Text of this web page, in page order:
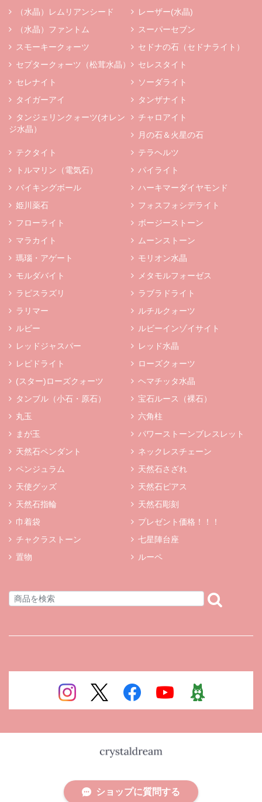
（水晶）レムリアンシード
レーザー(水晶)
（水晶）ファントム
スーパーセブン
スモーキークォーツ
セドナの石（セドナライト）
セプタークォーツ（松茸水晶）
セレスタイト
セレナイト
ソーダライト
タイガーアイ
タンザナイト
タンジェリンクォーツ(オレン
ジ水晶）
チャロアイト
月の石＆火星の石
テクタイト
テラヘルツ
トルマリン（電気石）
パイライト
バイキングボール
ハーキマーダイヤモンド
姫川薬石
フォスフォシデライト
フローライト
ボージーストーン
マラカイト
ムーンストーン
瑪瑙・アゲート
モリオン水晶
モルダバイト
メタモルフォーゼス
ラピスラズリ
ラブラドライト
ラリマー
ルチルクォーツ
ルビー
ルビーインゾイサイト
レッドジャスパー
レッド水晶
レピドライト
ローズクォーツ
(スター)ローズクォーツ
ヘマチッタ水晶
タンブル（小石・原石）
宝石ルース（裸石）
丸玉
六角柱
まが玉
パワーストーンブレスレット
天然石ペンダント
ネックレスチェーン
ペンジュラム
天然石さざれ
天使グッズ
天然石ピアス
天然石指輪
天然石彫刻
巾着袋
プレゼント価格！！！
チャクラストーン
七星陣台座
置物
ルーペ
ショップに質問する